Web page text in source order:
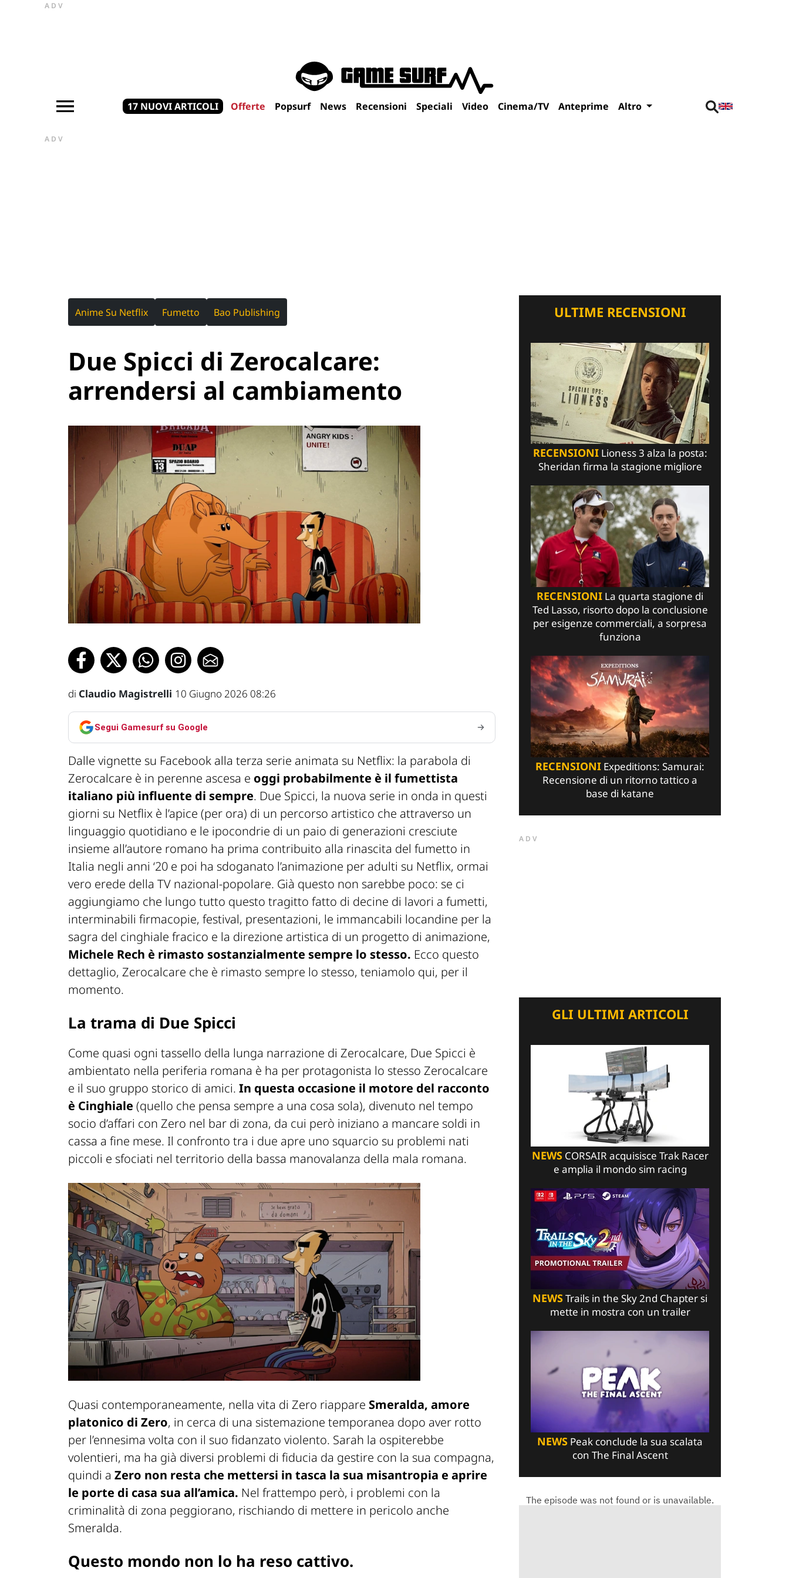
ADV
17 NUOVI ARTICOLI Offerte Popsurf News Recensioni Speciali Video Cinema/TV Anteprime Altro
ADV
Anime Su Netflix Fumetto Bao Publishing
Due Spicci di Zerocalcare:
arrendersi al cambiamento
di Claudio Magistrelli 10 Giugno 2026 08:26
Segui Gamesurf su Google
Dalle vignette su Facebook alla terza serie animata su Netflix: la parabola di
Zerocalcare è in perenne ascesa e oggi probabilmente è il fumettista
italiano più influente di sempre. Due Spicci, la nuova serie in onda in questi
giorni su Netflix è l’apice (per ora) di un percorso artistico che attraverso un
linguaggio quotidiano e le ipocondrie di un paio di generazioni cresciute
insieme all’autore romano ha prima contribuito alla rinascita del fumetto in
Italia negli anni ‘20 e poi ha sdoganato l’animazione per adulti su Netflix, ormai
vero erede della TV nazional-popolare. Già questo non sarebbe poco: se ci
aggiungiamo che lungo tutto questo tragitto fatto di decine di lavori a fumetti,
interminabili firmacopie, festival, presentazioni, le immancabili locandine per la
sagra del cinghiale fracico e la direzione artistica di un progetto di animazione,
Michele Rech è rimasto sostanzialmente sempre lo stesso. Ecco questo
dettaglio, Zerocalcare che è rimasto sempre lo stesso, teniamolo qui, per il
momento.
La trama di Due Spicci
Come quasi ogni tassello della lunga narrazione di Zerocalcare, Due Spicci è
ambientato nella periferia romana è ha per protagonista lo stesso Zerocalcare
e il suo gruppo storico di amici. In questa occasione il motore del racconto
è Cinghiale (quello che pensa sempre a una cosa sola), divenuto nel tempo
socio d’affari con Zero nel bar di zona, da cui però iniziano a mancare soldi in
cassa a fine mese. Il confronto tra i due apre uno squarcio su problemi nati
piccoli e sfociati nel territorio della bassa manovalanza della mala romana.
Quasi contemporaneamente, nella vita di Zero riappare Smeralda, amore
platonico di Zero, in cerca di una sistemazione temporanea dopo aver rotto
per l’ennesima volta con il suo fidanzato violento. Sarah la ospiterebbe
volentieri, ma ha già diversi problemi di fiducia da gestire con la sua compagna,
quindi a Zero non resta che mettersi in tasca la sua misantropia e aprire
le porte di casa sua all’amica. Nel frattempo però, i problemi con la
criminalità di zona peggiorano, rischiando di mettere in pericolo anche
Smeralda.
Questo mondo non lo ha reso cattivo.
ULTIME RECENSIONI
RECENSIONILioness 3 alza la posta:
Sheridan firma la stagione migliore
RECENSIONI La quarta stagione di
Ted Lasso, risorto dopo la conclusione
per esigenze commerciali, a sorpresa
funziona
RECENSIONI Expeditions: Samurai:
Recensione di un ritorno tattico a
base di katane
ADV
GLI ULTIMI ARTICOLI
NEWSCORSAIR acquisisce Trak Racer
e amplia il mondo sim racing
NEWSTrails in the Sky 2nd Chapter si
mette in mostra con un trailer
NEWS Peak conclude la sua scalata
con The Final Ascent